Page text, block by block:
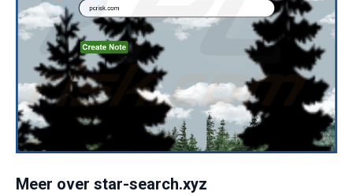
Meer over star-search.xyz